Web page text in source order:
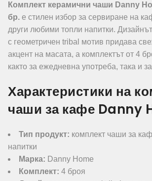
Комплект керамични чаши Danny
бр. е стилен избор за сервиране на
други любими топли напитки.
с геометричен tribal мотив придава
акцент на масата, а комплектът от 4
както за ежедневна употреба, така и за
Характеристики на
чаши за кафе Danny
Тип продукт: комплект чаши за
напитки
Марка: Danny Home
Комплект: 4 броя